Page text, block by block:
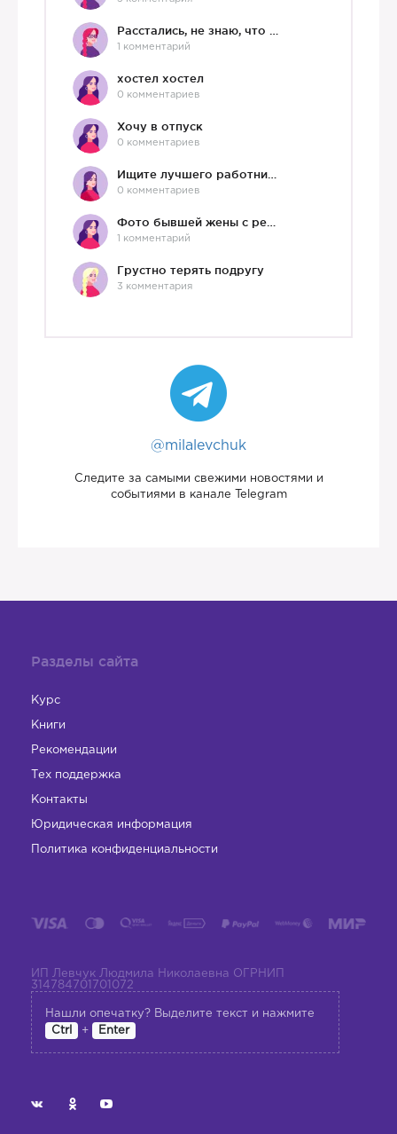
1 комментарий
хостел хостел
0 комментариев
Хочу в отпуск
0 комментариев
0 комментариев
1 комментарий
Грустно терять подругу
3 комментария
@milalevchuk
Следите за самыми свежими новостями и
событиями в канале Telegram
Разделы сайта
Курс
Книги
Рекомендации
Тех поддержка
Контакты
Юридическая информация
Политика конфиденциальности
ИП Левчук Людмила Николаевна ОГРНИП
314784701701072
Нашли опечатку? Выделите текст и нажмите
Ctrl
+ Enter